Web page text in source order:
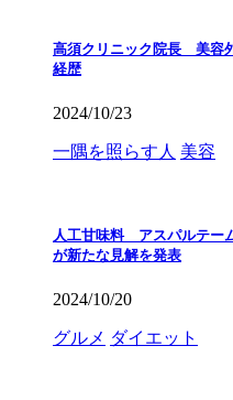
高須クリニック院長 美容
経歴
2024/10/23
一隅を照らす人 美容
人工甘味料 アスパルテー
が新たな見解を発表
2024/10/20
グルメ ダイエット